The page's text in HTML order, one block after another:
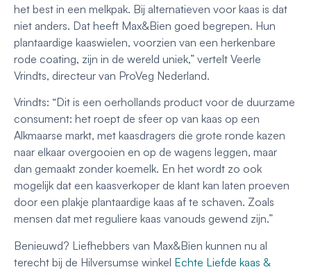
het best in een melkpak. Bij alternatieven voor kaas is dat
niet anders. Dat heeft Max&Bien goed begrepen. Hun
plantaardige kaaswielen, voorzien van een herkenbare
rode coating, zijn in de wereld uniek,” vertelt Veerle
Vrindts, directeur van ProVeg Nederland.
Vrindts: “Dit is een oerhollands product voor de duurzame
consument: het roept de sfeer op van kaas op een
Alkmaarse markt, met kaasdragers die grote ronde kazen
naar elkaar overgooien en op de wagens leggen, maar
dan gemaakt zonder koemelk. En het wordt zo ook
mogelijk dat een kaasverkoper de klant kan laten proeven
door een plakje plantaardige kaas af te schaven. Zoals
mensen dat met reguliere kaas vanouds gewend zijn.”
Benieuwd? Liefhebbers van Max&Bien kunnen nu al
terecht bij de Hilversumse winkel Echte Liefde kaas &